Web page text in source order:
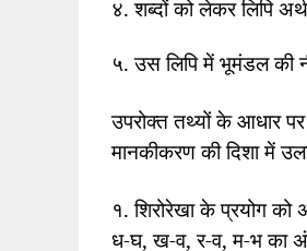
४. शब्दों को लेकर लिपि
५. उस लिपि में भूमंडल की
उपरोक्त तथ्यों के आधार पर
मानकीकरण की दिशा में
१. शिरोरेखा के प्रयोग को
ध-घ,ख-व,र-व,म-भ का